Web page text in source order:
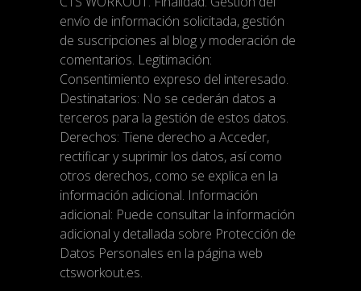
envío de información solicitada, gestión
de suscripciones al blog y moderación de
comentarios. Legitimación:
Consentimiento expreso del interesado.
Destinatarios: No se cederán datos a
terceros para la gestión de estos datos.
Derechos: Tiene derecho a Acceder,
rectificar y suprimir los datos, así como
otros derechos, como se explica en la
información adicional. Información
adicional: Puede consultar la información
adicional y detallada sobre Protección de
Datos Personales en la página web
ctsworkout.es.